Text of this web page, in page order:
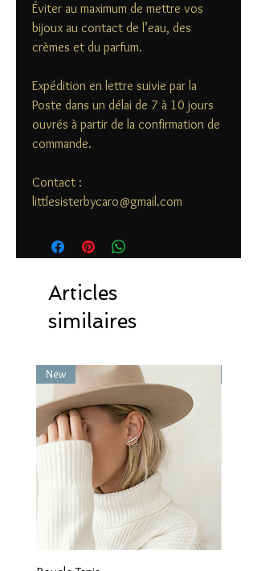
Éviter au maximum de mettre vos
bijoux au contact de l’eau, des
crèmes et du parfum.
Expédition en lettre suivie par la
Poste dans un délai de 7 à 10 jours
ouvrés à partir de la confirmation de
commande.
Contact :
littlesisterbycaro@gmail.com
Articles
similaires
New